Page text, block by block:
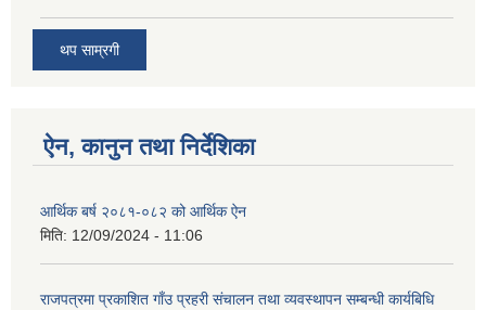
थप साम्रगी
ऐन, कानुन तथा निर्देशिका
आर्थिक बर्ष २०८१-०८२ को आर्थिक ऐन
मिति: 12/09/2024 - 11:06
राजपत्रमा प्रकाशित गाँउ प्रहरी संचालन तथा व्यवस्थापन सम्बन्धी कार्यबिधि